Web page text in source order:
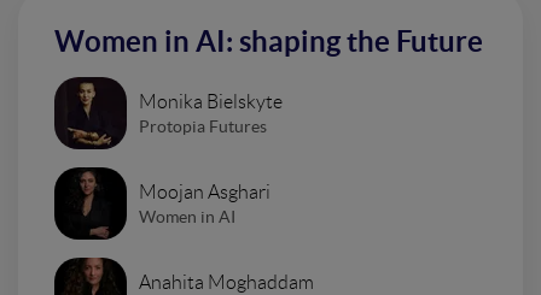
Women in AI: shaping the Future
Monika Bielskyte
Protopia Futures
Moojan Asghari
Women in AI
Anahita Moghaddam